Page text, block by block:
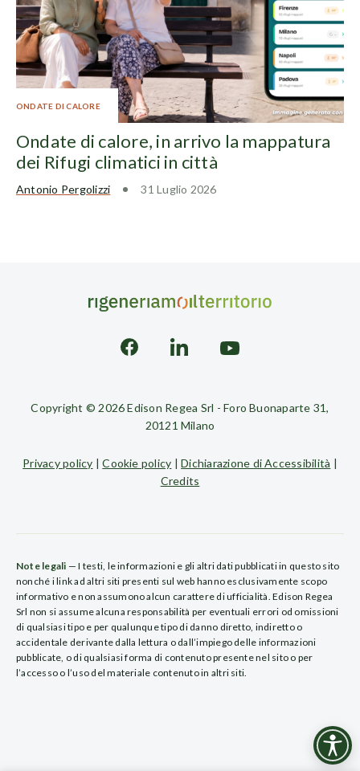
ONDATE DI CALORE
Ondate di calore, in arrivo la mappatura
dei Rifugi climatici in città
Antonio Pergolizzi 31 Luglio 2026
Copyright © 2026 Edison Regea Srl - Foro Buonaparte 31,
20121 Milano
Privacy policy |Cookie policy |Dichiarazione di Accessibilità |
Credits
Note legali — I testi, le informazioni e gli altri dati pubblicati in questo sito
nonché i link ad altri siti presenti sul web hanno esclusivamente scopo
informativo e non assumono alcun carattere di ufficialità. Edison Regea
Srl non si assume alcuna responsabilità per eventuali errori od omissioni
di qualsiasi tipo e per qualunque tipo di danno diretto, indiretto o
accidentale derivante dalla lettura o dall’impiego delle informazioni
pubblicate, o di qualsiasi forma di contenuto presente nel sito o per
l’accesso o l’uso del materiale contenuto in altri siti.